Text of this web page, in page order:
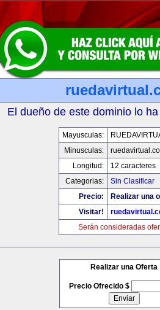
El dueño de este dominio lo
Mayusculas:
Minusculas:
Longitud:
12 caracteres
Categorias:
Sin Clasificar
Precio:
Realizar una
Visitar!
Serán consideradas
Realizar una Oferta
Precio Ofrecido $